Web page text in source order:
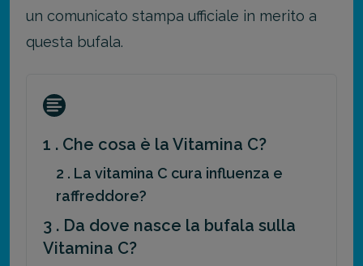
un comunicato stampa ufficiale in merito a
questa bufala.
1 . Che cosa è la Vitamina C?
2 . La vitamina C cura influenza e
raffreddore?
3 . Da dove nasce la bufala sulla
Vitamina C?